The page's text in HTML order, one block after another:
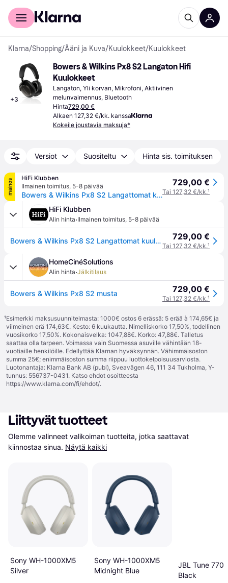
Kuluttajille
Klarna/Shopping/Ääni ja Kuva/Kuulokkeet/Kuulokkeet
+3
Bowers & Wilkins Px8 S2 Langaton Hifi
Kuulokkeet
Langaton, Yli korvan, Mikrofoni, Aktiivinen
melunvaimennus, Bluetooth
Hinta729,00 €
Alkaen 127,32 €/kk. kanssa
Kokeile joustavia maksuja*
Versiot Suositeltu Hinta sis. toimituksen
mainos
HiFi Klubben
Ilmainen toimitus, 5-8 päivää
Bowers & Wilkins Px8 S2 Langattomat kuulokkeet - 5 vuoden jäsentakuu HiFi-tuotteille
729,00 €
Tai 127,32 €/kk.¹
HiFi Klubben
Alin hinta·Ilmainen toimitus, 5-8 päivää
Bowers & Wilkins Px8 S2 Langattomat kuulokkeet - 5 vuoden jäsentakuu HiFi-tuotteille 729,00 €
Tai 127,32 €/kk.¹
HomeCinéSolutions
Alin hinta·Jälkitilaus
Bowers & Wilkins Px8 S2 musta 729,00 €
Tai 127,32 €/kk.¹
¹Esimerkki maksusuunnitelmasta: 1000€ ostos 6 erässä: 5 erää à 174,65€ ja
viimeinen erä 174,63€. Kesto: 6 kuukautta. Nimelliskorko 17,50%, todellinen
vuosikorko 17,50%. Kokonaisvelka: 1047,88€. Korko: 47,88€. Talletus
saattaa olla tarpeen. Voimassa vain Suomessa asuville vähintään 18-
vuotiaille henkilöille. Edellyttää Klarnan hyväksynnän. Vähimmäisoston
summa 25€; enimmäisoston summa riippuu luottokelpoisuusarviosta.
Luotonantaja: Klarna Bank AB (publ), Sveavägen 46, 111 34 Tukholma, Y-
tunnus: 556737-0431. Katso ehdot osoitteesta
https://www.klarna.com/fi/ehdot/.
Liittyvät tuotteet
Olemme valinneet valikoiman tuotteita, jotka saattavat
kiinnostaa sinua. Näytä kaikki
Sony WH-1000XM5
Silver
Sony WH-1000XM5
Midnight Blue
JBL Tune
Black